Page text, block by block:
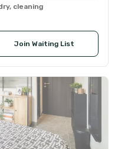
cleaning
Join Waiting List